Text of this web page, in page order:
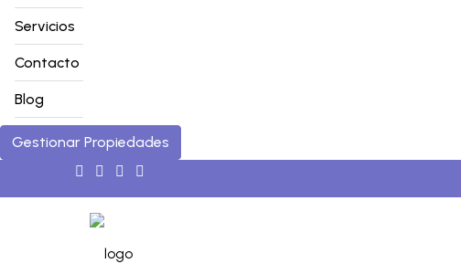
Servicios
Contacto
Blog
Gestionar Propiedades